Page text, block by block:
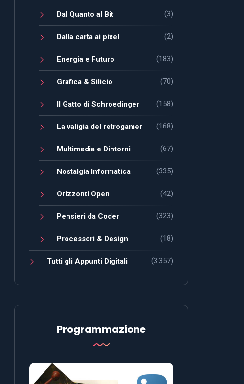
Dal Quanto al Bit (3)
Dalla carta ai pixel (2)
Energia e Futuro (183)
Grafica & Silicio (70)
Il Gatto di Schroedinger (158)
La valigia del retrogamer (168)
Multimedia e Dintorni (67)
Nostalgia Informatica (335)
Orizzonti Open (42)
Pensieri da Coder (323)
Processori & Design (18)
Tutti gli Appunti Digitali (3.357)
Programmazione